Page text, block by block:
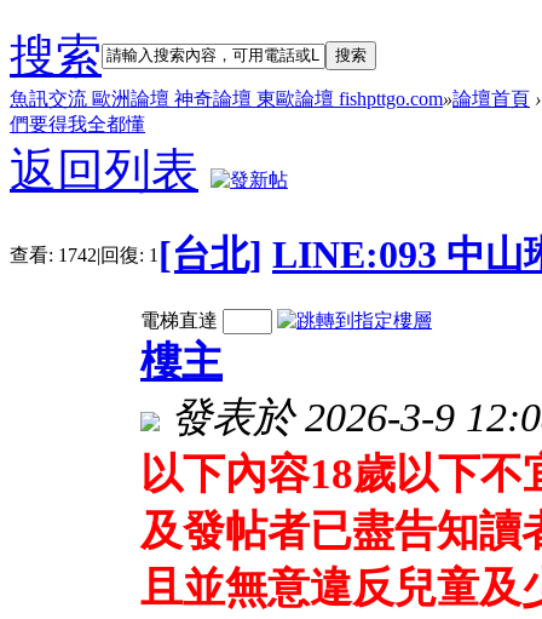
搜索 搜索
魚訊交流 歐洲論壇 神奇論壇 東歐論壇 fishpttgo.com»論壇首頁 ›
們要得我全都懂
返回列表
查看: 1742|回復: 1 [台北] LINE:093 中山
電梯直達
樓主
發表於 2026-3-9
以下內容18歲以下
及發帖者已盡告知讀
且並無意違反兒童及